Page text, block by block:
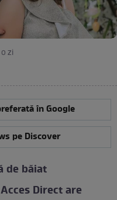
zi
în Google
pe Discover
de băiat
Direct are